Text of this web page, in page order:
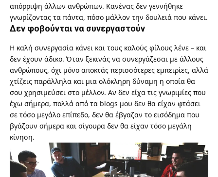
απόρριψη άλλων ανθρώπων. Κανένας δεν γεννήθηκε
γνωρίζοντας τα πάντα, πόσο μάλλον την δουλειά που κάνει.
Δεν φοβούνται να συνεργαστούν
Η καλή συνεργασία κάνει και τους καλούς φίλους λένε – και
δεν έχουν άδικο. Όταν ξεκινάς να συνεργάζεσαι με άλλους
ανθρώπους, όχι μόνο αποκτάς περισσότερες εμπειρίες, αλλά
χτίζεις παράλληλα και μια ολόκληρη δύναμη η οποία θα
σου χρησιμεύσει στο μέλλον. Αν δεν είχα τις γνωριμίες που
έχω σήμερα, πολλά από τα blogs μου δεν θα είχαν φτάσει
σε τόσο μεγάλο επίπεδο, δεν θα έβγαζαν το εισόδημα που
βγάζουν σήμερα και σίγουρα δεν θα είχαν τόσο μεγάλη
κίνηση.